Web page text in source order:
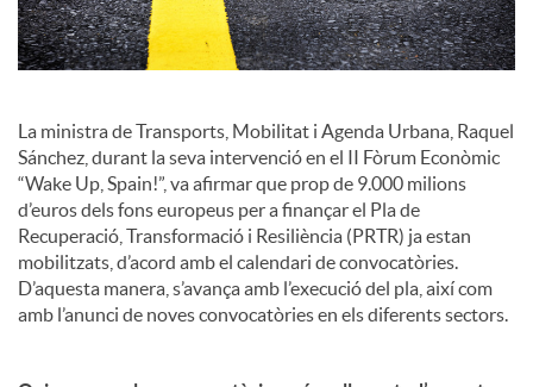
i
a
l
s
La ministra de Transports, Mobilitat i Agenda Urbana, Raquel
Sánchez, durant la seva intervenció en el II Fòrum Econòmic
“Wake Up, Spain!”, va afirmar que prop de 9.000 milions
d’euros dels fons europeus per a finançar el Pla de
Recuperació, Transformació i Resiliència (PRTR) ja estan
mobilitzats, d’acord amb el calendari de convocatòries.
D’aquesta manera, s’avança amb l’execució del pla, així com
amb l’anunci de noves convocatòries en els diferents sectors.